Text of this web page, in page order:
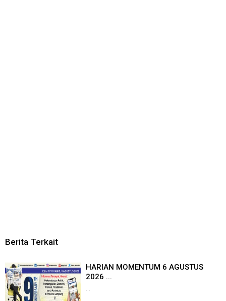
Berita Terkait
HARIAN MOMENTUM 6 AGUSTUS
2026 ...
...